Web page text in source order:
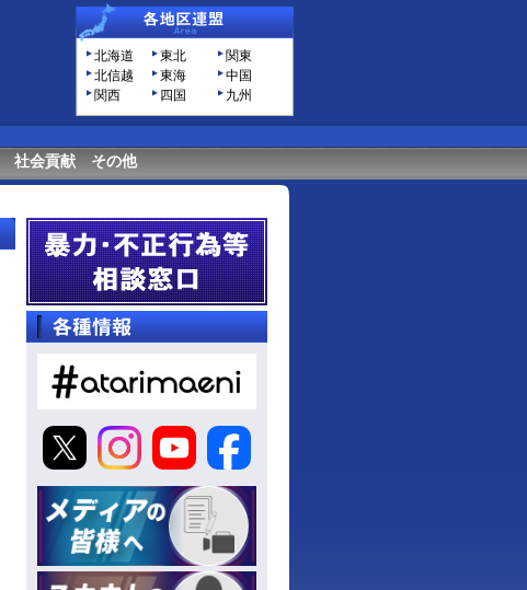
北海道 東北
関東
北信越
東海
中国
関西
四国 九州
社会貢献 その他